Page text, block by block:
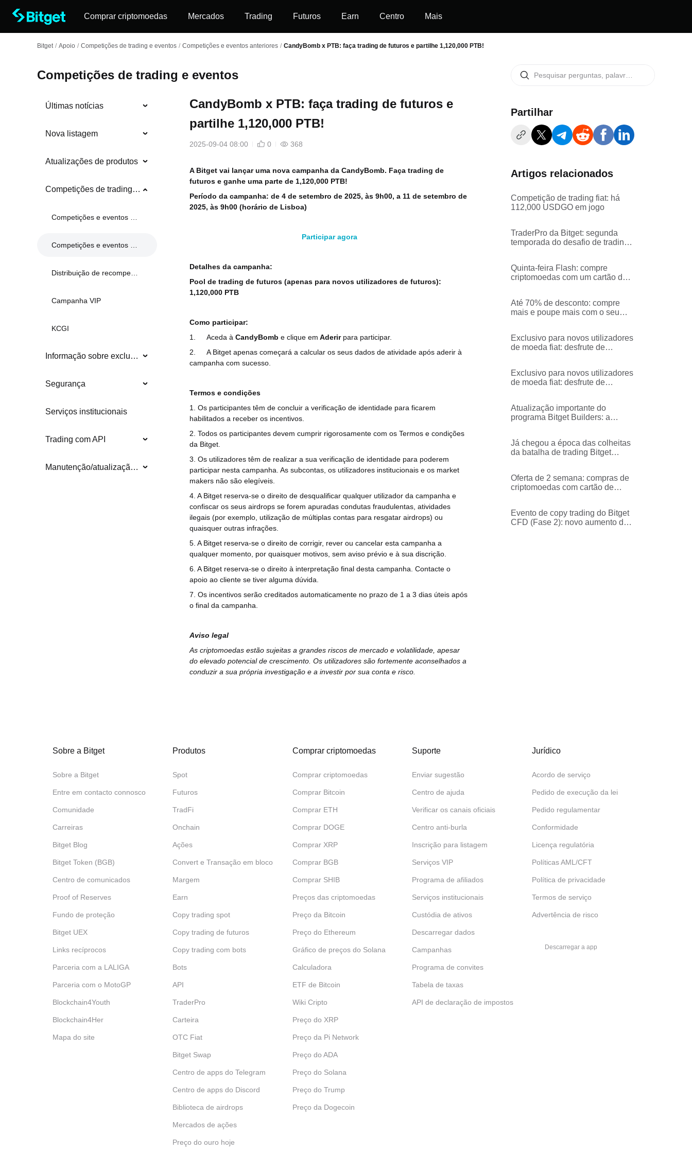
Comprar criptomoedas Mercados Trading Futuros Earn Centro Mais
Bitget / Apoio / Competições de trading e eventos / Competições e eventos anteriores / CandyBomb x PTB: faça trading de futuros e partilhe 1,120,000 PTB!
Competições de trading e eventos
Últimas notícias
Nova listagem
Atualizações de produtos
Competições de trading e eventos
Competições e eventos em andamento
Competições e eventos anteriores
Distribuição de recompensas
Campanha VIP
KCGI
Informação sobre exclusões
Segurança
Serviços institucionais
Trading com API
Manutenção/atualização do sistema
CandyBomb x PTB: faça trading de futuros e
partilhe 1,120,000 PTB!
2025-09-04 08:00 0 368
A Bitget vai lançar uma nova campanha da CandyBomb. Faça trading de
futuros e ganhe uma parte de 1,120,000 PTB!
Período da campanha: de 4 de setembro de 2025, às 9h00, a 11 de setembro de
2025, às 9h00 (horário de Lisboa)
Participar agora
Detalhes da campanha:
Pool de trading de futuros (apenas para novos utilizadores de futuros):
1,120,000 PTB
Como participar:
1.
Aceda à CandyBomb e clique em Aderir para participar.
2.
A Bitget apenas começará a calcular os seus dados de atividade após aderir à
campanha com sucesso.
Termos e condições
1. Os participantes têm de concluir a verificação de identidade para ficarem
habilitados a receber os incentivos.
2. Todos os participantes devem cumprir rigorosamente com os Termos e condições
da Bitget.
3. Os utilizadores têm de realizar a sua verificação de identidade para poderem
participar nesta campanha. As subcontas, os utilizadores institucionais e os market
makers não são elegíveis.
4. A Bitget reserva-se o direito de desqualificar qualquer utilizador da campanha e
confiscar os seus airdrops se forem apuradas condutas fraudulentas, atividades
ilegais (por exemplo, utilização de múltiplas contas para resgatar airdrops) ou
quaisquer outras infrações.
5. A Bitget reserva-se o direito de corrigir, rever ou cancelar esta campanha a
qualquer momento, por quaisquer motivos, sem aviso prévio e à sua discrição.
6. A Bitget reserva-se o direito à interpretação final desta campanha. Contacte o
apoio ao cliente se tiver alguma dúvida.
7. Os incentivos serão creditados automaticamente no prazo de 1 a 3 dias úteis após
o final da campanha.
Aviso legal
As criptomoedas estão sujeitas a grandes riscos de mercado e volatilidade, apesar
do elevado potencial de crescimento. Os utilizadores são fortemente aconselhados a
conduzir a sua própria investigação e a investir por sua conta e risco.
Partilhar
Artigos relacionados
Competição de trading fiat: há
112,000 USDGO em jogo
TraderPro da Bitget: segunda
temporada do desafio de trading
Quinta-feira Flash: compre
criptomoedas com um cartão de
Até 70% de desconto: compre
mais e poupe mais com o seu
Exclusivo para novos utilizadores
de moeda fiat: desfrute de
Exclusivo para novos utilizadores
de moeda fiat: desfrute de
Atualização importante do
programa Bitget Builders: a
Já chegou a época das colheitas
da batalha de trading Bitget
semanais (Semana 1)
Oferta de 2 semana: compras de
criptomoedas com cartão de
Evento de copy trading do Bitget
CFD (Fase 2): novo aumento da
Sobre a Bitget
Sobre a Bitget
Entre em contacto connosco
Comunidade
Carreiras
Bitget Blog
Bitget Token (BGB)
Centro de comunicados
Proof of Reserves
Fundo de proteção
Bitget UEX
Links recíprocos
Parceria com a LALIGA
Parceria com o MotoGP
Blockchain4Youth
Blockchain4Her
Mapa do site
Produtos
Spot
Futuros
TradFi
Onchain
Ações
Convert e Transação em bloco
Margem
Earn
Copy trading spot
Copy trading de futuros
Copy trading com bots
Bots
API
TraderPro
Carteira
OTC Fiat
Bitget Swap
Centro de apps do Telegram
Centro de apps do Discord
Biblioteca de airdrops
Mercados de ações
Preço do ouro hoje
Comprar criptomoedas
Comprar criptomoedas
Comprar Bitcoin
Comprar ETH
Comprar DOGE
Comprar XRP
Comprar BGB
Comprar SHIB
Preços das criptomoedas
Preço da Bitcoin
Preço do Ethereum
Gráfico de preços do Solana
Calculadora
ETF de Bitcoin
Wiki Cripto
Preço do XRP
Preço da Pi Network
Preço do ADA
Preço do Solana
Preço do Trump
Preço da Dogecoin
Suporte
Enviar sugestão
Centro de ajuda
Verificar os canais oficiais
Centro anti-burla
Inscrição para listagem
Serviços VIP
Programa de afiliados
Serviços institucionais
Custódia de ativos
Descarregar dados
Campanhas
Programa de convites
Tabela de taxas
API de declaração de impostos
Jurídico
Acordo de serviço
Pedido de execução da lei
Pedido regulamentar
Conformidade
Licença regulatória
Políticas AML/CFT
Política de privacidade
Termos de serviço
Advertência de risco
Descarregar a app